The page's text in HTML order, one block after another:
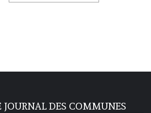
JOURNAL DES COMMUNES